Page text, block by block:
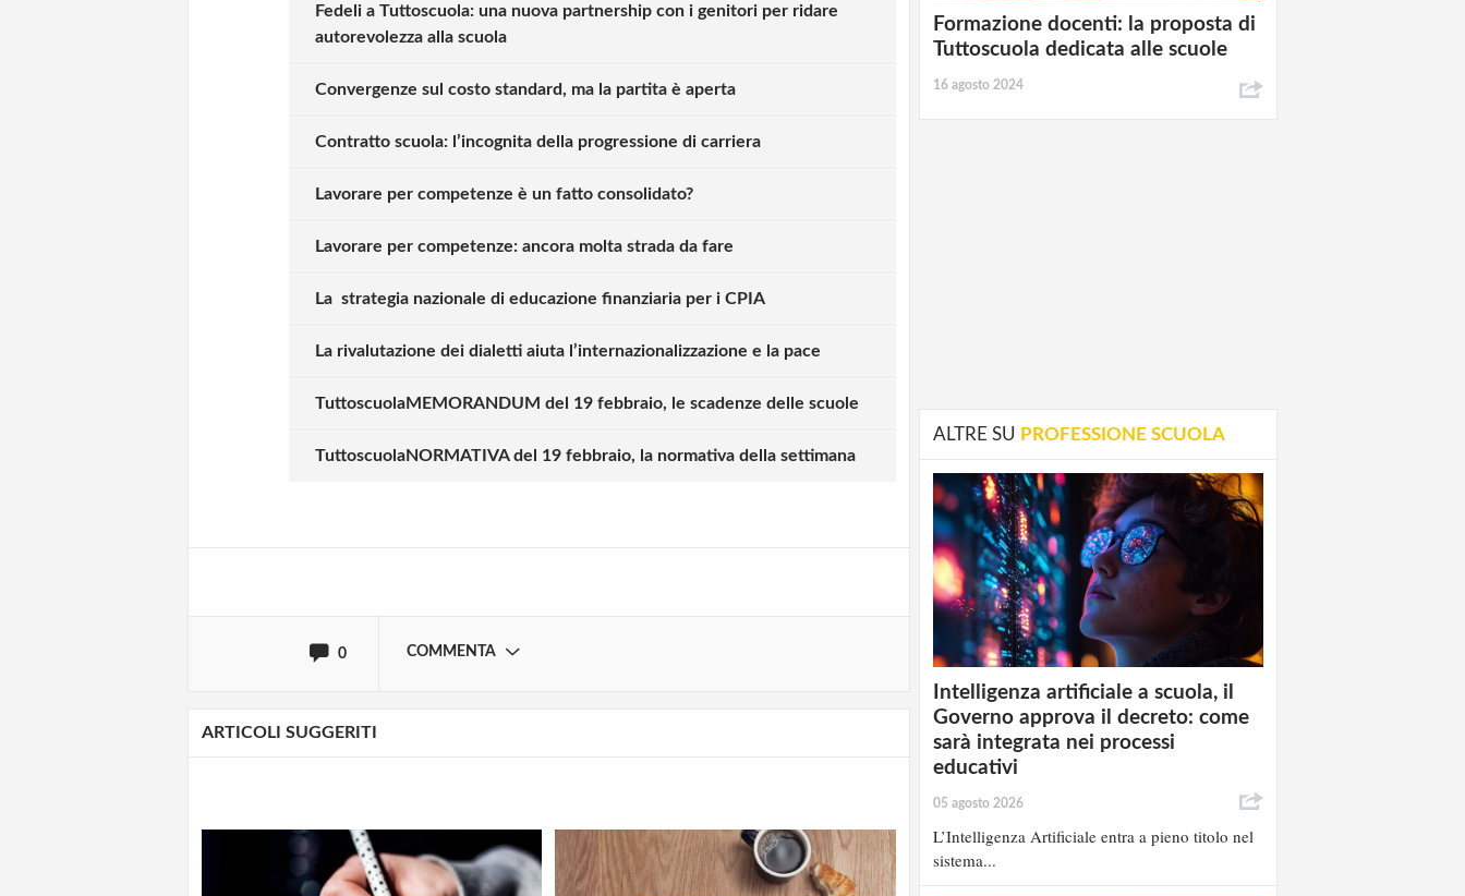
Fedeli a Tuttoscuola: una nuova partnership con i genitori per ridare
autorevolezza alla scuola
Convergenze sul costo standard, ma la partita è aperta
Contratto scuola: l’incognita della progressione di carriera
Lavorare per competenze è un fatto consolidato?
Lavorare per competenze: ancora molta strada da fare
La strategia nazionale di educazione finanziaria per i CPIA
La rivalutazione dei dialetti aiuta l’internazionalizzazione e la pace
TuttoscuolaMEMORANDUM del 19 febbraio, le scadenze delle scuole
TuttoscuolaNORMATIVA del 19 febbraio, la normativa della settimana
0 COMMENTA
Solo gli utenti registrati possono commentare!
ARTICOLI SUGGERITI
Formazione docenti: la proposta di
Tuttoscuola dedicata alle scuole
16 agosto 2024
ALTRE SU PROFESSIONE SCUOLA
Intelligenza artificiale a scuola, il
Governo approva il decreto: come
sarà integrata nei processi
educativi
05 agosto 2026
L’Intelligenza Artificiale entra a pieno titolo nel
sistema...